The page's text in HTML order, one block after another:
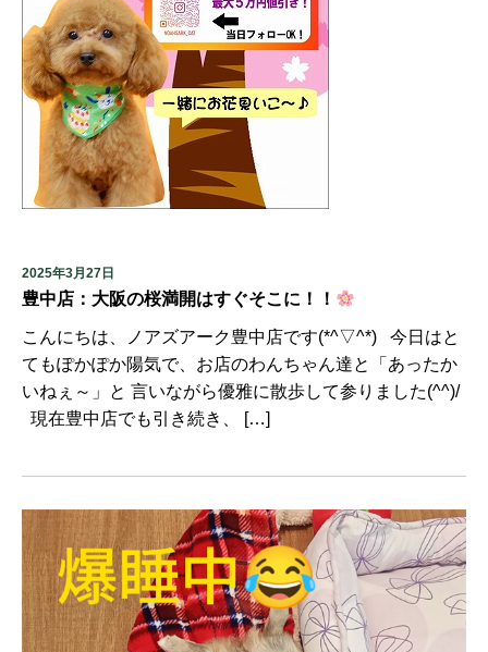
2025年3月27日
豊中店：大阪の桜満開はすぐそこに！！
こんにちは、ノアズアーク豊中店です(*^▽^*) 今日はと
てもぽかぽか陽気で、お店のわんちゃん達と「あったか
いねぇ～」と 言いながら優雅に散歩して参りました(^^)/
現在豊中店でも引き続き、 […]